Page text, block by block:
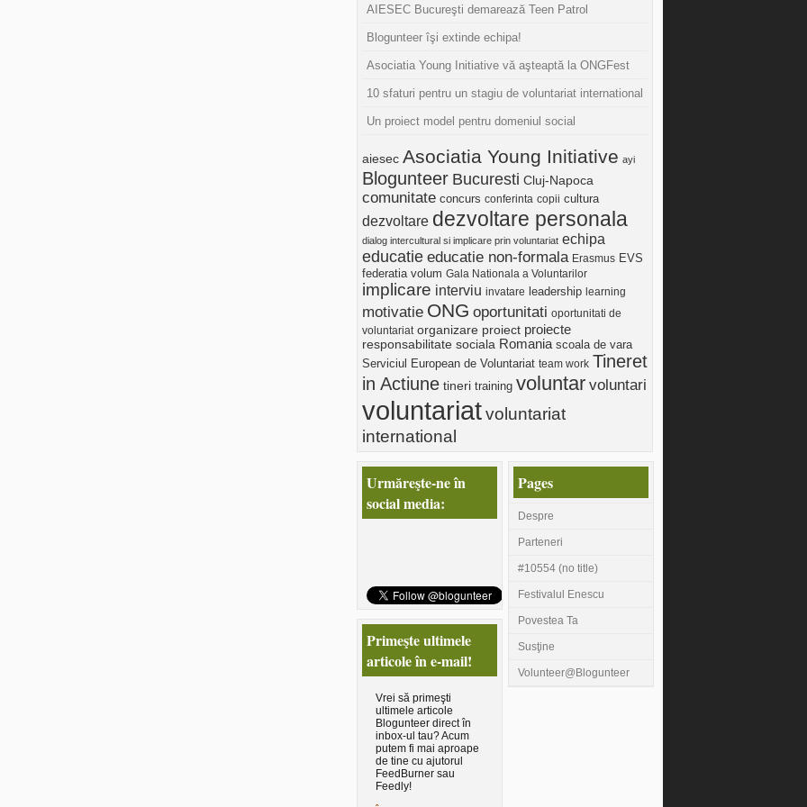
AIESEC Bucureşti demarează Teen Patrol
Blogunteer îşi extinde echipa!
Asociatia Young Initiative vă aşteaptă la ONGFest
10 sfaturi pentru un stagiu de voluntariat international
Un proiect model pentru domeniul social
aiesec Asociatia Young Initiative ayi
Blogunteer Bucuresti Cluj-Napoca
comunitate concurs conferinta copii cultura
dezvoltare dezvoltare personala
dialog intercultural si implicare prin voluntariat echipa
educatie educatie non-formala Erasmus EVS
federatia volum Gala Nationala a Voluntarilor
implicare interviu invatare leadership learning
motivatie ONG oportunitati oportunitati de
voluntariat organizare proiect proiecte
responsabilitate sociala Romania scoala de vara
Serviciul European de Voluntariat team work Tineret
in Actiune tineri training voluntar voluntari
voluntariatvoluntariat
international
Urmăreşte-ne în
social media:
Primeşte ultimele
articole în e-mail!
Vrei să primeşti
ultimele articole
Blogunteer direct în
inbox-ul tau? Acum
putem fi mai aproape
de tine cu ajutorul
FeedBurner sau
Feedly!
Pages
Despre
Parteneri
#10554 (no title)
Festivalul Enescu
Povestea Ta
Susţine
Volunteer@Blogunteer